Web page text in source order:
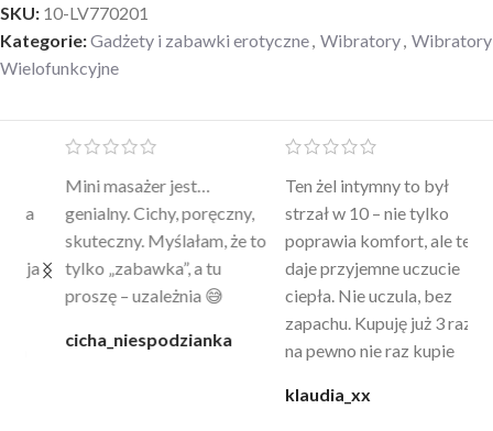
SKU: 10-LV770201
Kategorie:Gadżety i zabawki erotyczne, Wibratory, Wibratory
Wielofunkcyjne
Mini masażer jest…
genialny. Cichy, poręczny,
skuteczny. Myślałam, że to
tylko „zabawka”, a tu
proszę – uzależnia 😅
cicha_niespodzianka
Ten żel intymny to był
strzał w 10 – nie tylko
poprawia komfort, ale też
daje przyjemne uczucie
ciepła. Nie uczula, bez
zapachu. Kupuję już 3 raz i
na pewno nie raz kupie
klaudia_xx